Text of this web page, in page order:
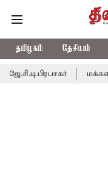
தமிழகம் தேசியம்
மக்களின்